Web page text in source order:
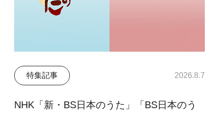
特集記事 2026.8.7
NHK「新・BS日本のうた」「BS日本のう